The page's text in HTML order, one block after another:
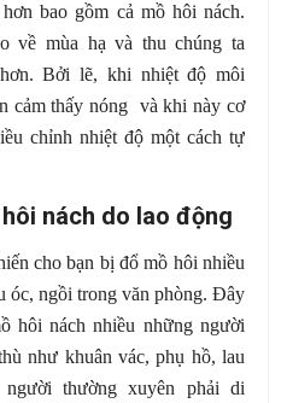
bao gồm cả mồ hôi nách.
về mùa hạ và thu chúng ta
Bởi lẽ, khi nhiệt độ môi
cảm thấy nóng và khi này cơ
chỉnh nhiệt độ một cách tự
nách do lao động
cho bạn bị đổ mồ hôi nhiều
óc, ngồi trong văn phòng. Đây
hôi nách nhiều những người
như khuân vác, phụ hồ, lau
thường xuyên phải di